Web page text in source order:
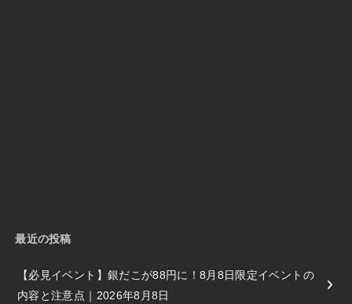
最近の投稿
【必見イベント】銀だこが88円に！8月8日限定イベントの
内容と注意点｜2026年8月8日